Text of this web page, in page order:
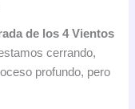
de los 4 Vientos
cerrando,
profundo, pero